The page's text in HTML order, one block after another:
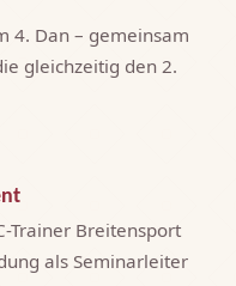
4. Dan – gemeinsam
gleichzeitig den 2.
Trainer Breitensport
als Seminarleiter